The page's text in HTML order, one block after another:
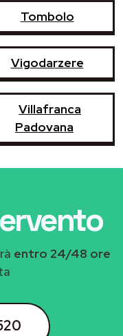
Tombolo
Vigodarzere
Villafranca
Padovana
entro 24/48 ore